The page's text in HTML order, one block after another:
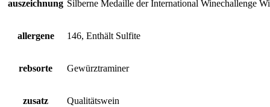
auszeichnung Silberne Medaille der International Winechallenge
allergene 146, Enthält Sulfite
rebsorte Gewürztraminer
zusatz Qualitätswein